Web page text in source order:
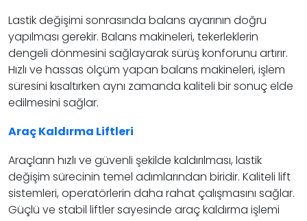
Lastik değişimi sonrasında balans ayarının doğru
yapılması gerekir. Balans makineleri, tekerleklerin
dengeli dönmesini sağlayarak sürüş konforunu artırır.
Hızlı ve hassas ölçüm yapan balans makineleri, işlem
süresini kısaltırken aynı zamanda kaliteli bir sonuç elde
edilmesini sağlar.
Araç Kaldırma Liftleri
Araçların hızlı ve güvenli şekilde kaldırılması, lastik
değişim sürecinin temel adımlarından biridir. Kaliteli lift
sistemleri, operatörlerin daha rahat çalışmasını sağlar.
Güçlü ve stabil liftler sayesinde araç kaldırma işlemi